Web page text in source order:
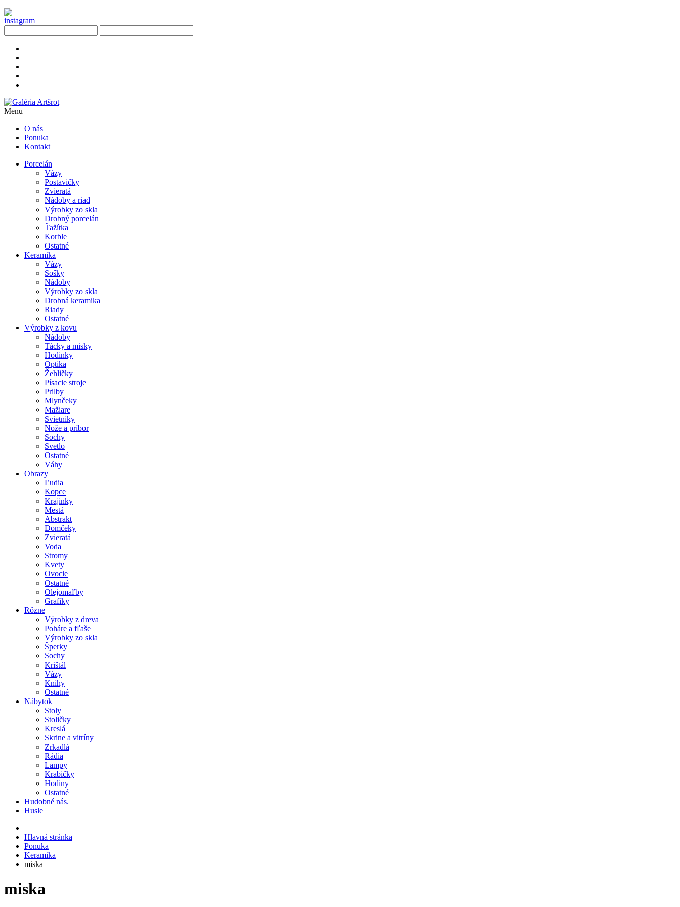
Menu
O nás
Ponuka
Kontakt
Porcelán
Vázy
Postavičky
Zvieratá
Nádoby a riad
Výrobky zo skla
Drobný porcelán
Ťažítka
Korble
Ostatné
Keramika
Vázy
Sošky
Nádoby
Výrobky zo skla
Drobná keramika
Riady
Ostatné
Výrobky z kovu
Nádoby
Tácky a misky
Hodinky
Optika
Žehličky
Písacie stroje
Prilby
Mlynčeky
Mažiare
Svietniky
Nože a príbor
Sochy
Svetlo
Ostatné
Váhy
Obrazy
Ľudia
Kopce
Krajinky
Mestá
Abstrakt
Domčeky
Zvieratá
Voda
Stromy
Kvety
Ovocie
Ostatné
Olejomaľby
Grafiky
Rôzne
Výrobky z dreva
Poháre a fľaše
Výrobky zo skla
Šperky
Sochy
Krištál
Vázy
Knihy
Ostatné
Nábytok
Stoly
Stoličky
Kreslá
Skrine a vitríny
Zrkadlá
Rádia
Lampy
Krabičky
Hodiny
Ostatné
Hudobné nás.
Husle
Hlavná stránka
Ponuka
Keramika
miska
miska